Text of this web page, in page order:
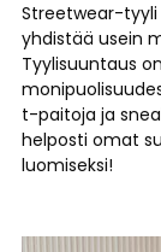
Streetwear-tyyli
yhdistää usein
Tyylisuuntaus
t-paitoja ja
helposti omat
luomiseksi!